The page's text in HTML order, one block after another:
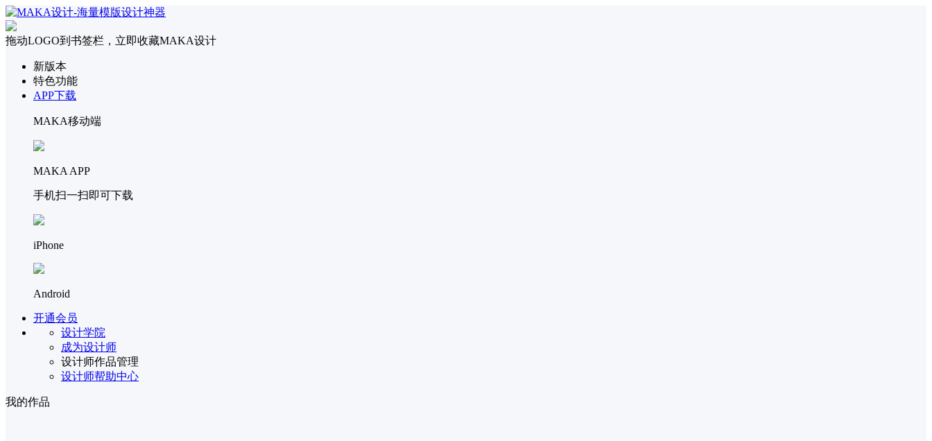
拖动LOGO到书签栏，立即收藏MAKA设计
新版本
特色功能
APP下载
MAKA移动端
MAKA APP
手机扫一扫即可下载
iPhone
Android
开通会员
设计学院
成为设计师
设计师作品管理
设计师帮助中心
我的作品